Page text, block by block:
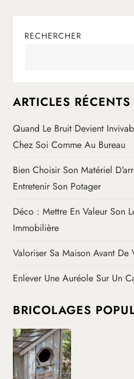
RECHERCHER
ARTICLES RÉCENTS
Quand Le Bruit Devient
Chez Soi Comme Au Bureau
Bien Choisir Son Matériel
Entretenir Son Potager
Déco : Mettre En Valeur Son
Immobilière
Valoriser Sa Maison Avant
Enlever Une Auréole Sur Un
BRICOLAGES